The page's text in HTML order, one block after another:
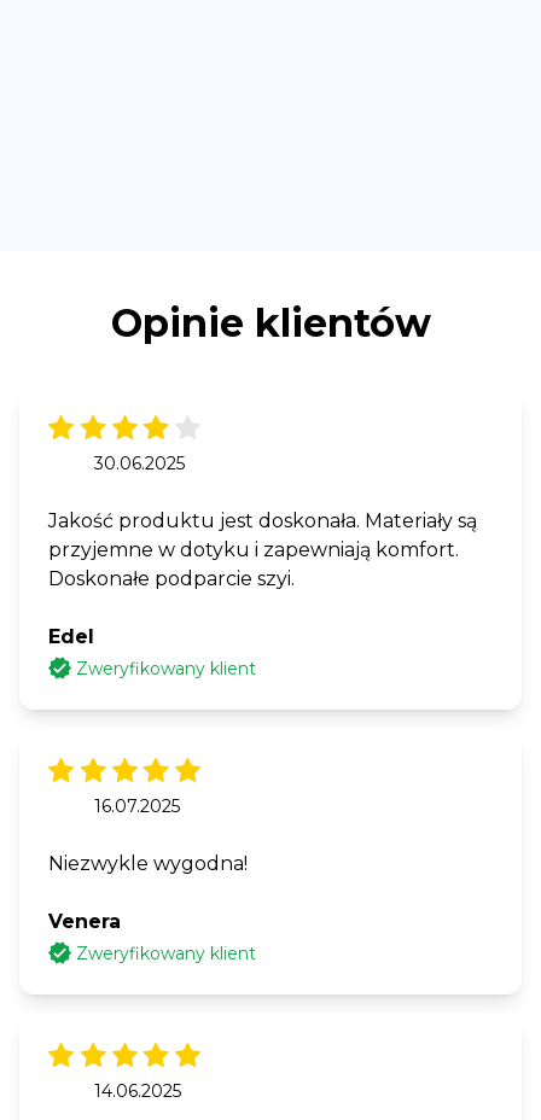
Opinie klientów
30.06.2025
Jakość produktu jest doskonała. Materiały są
przyjemne w dotyku i zapewniają komfort.
Doskonałe podparcie szyi.
Edel
Zweryfikowany klient
16.07.2025
Niezwykle wygodna!
Venera
Zweryfikowany klient
14.06.2025